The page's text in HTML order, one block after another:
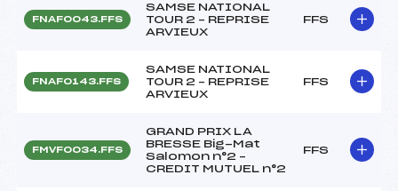
FNAF0043.FFS
SAMSE NATIONAL
TOUR 2 – REPRISE
ARVIEUX
FFS
FNAF0143.FFS
SAMSE NATIONAL
TOUR 2 – REPRISE
ARVIEUX
FFS
FMVF0034.FFS
GRAND PRIX LA
BRESSE Big-Mat
Salomon n°2 –
CREDIT MUTUEL n°2
FFS